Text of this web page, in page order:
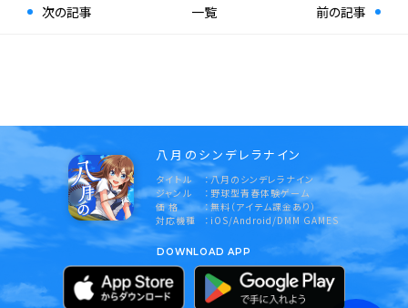
次の記事 前の記事
一覧
八月のシンデレラナイン
タイトル
八月のシンデレラナイン
ジャンル
野球型青春体験ゲーム
価 格
無料（アイテム課金あり）
対応機種
iOS/Android/DMM GAMES
DOWNLOAD APP